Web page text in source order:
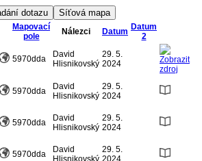
Mapovací
pole
Nálezci Datum Datum
2
5970dda
David
Hlisnikovský
29. 5.
2024
5970dda
David
Hlisnikovský
29. 5.
2024
5970dda
David
Hlisnikovský
29. 5.
2024
5970dda
David
Hlisnikovský
29. 5.
2024